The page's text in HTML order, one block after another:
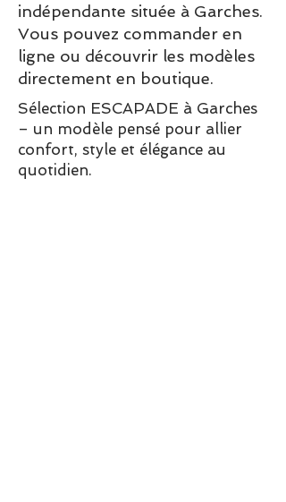
indépendante située à Garches.
Vous pouvez commander en
ligne ou découvrir les modèles
directement en boutique.
Sélection ESCAPADE à Garches
– un modèle pensé pour allier
confort, style et élégance au
quotidien.